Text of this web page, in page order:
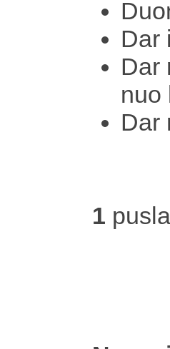
Dar
Dar
nuo
Dar
1